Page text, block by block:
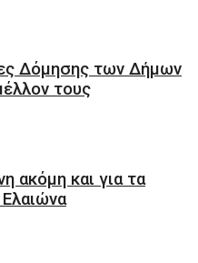
Δόμησης των Δήμων
τους
ακόμη και για τα